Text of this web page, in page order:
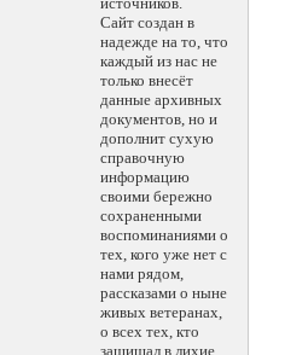
Сайт создан в
надежде на то, что
каждый из нас не
только внесёт
данные архивных
документов, но и
дополнит сухую
справочную
информацию
своими бережно
сохраненными
воспоминаниями о
тех, кого уже нет с
нами рядом,
рассказами о ныне
живых ветеранах,
о всех тех, кто
защищал в лихие